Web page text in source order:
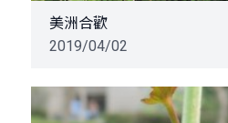
美洲合歡
2019/04/02